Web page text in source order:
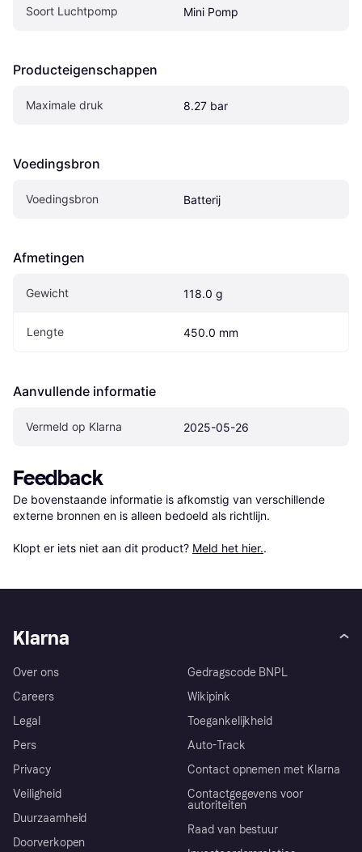
Soort Luchtpomp Mini Pomp
Producteigenschappen
Maximale druk 8.27 bar
Voedingsbron
Voedingsbron Batterij
Afmetingen
Gewicht 118.0 g
Lengte 450.0 mm
Aanvullende informatie
Vermeld op Klarna 2025-05-26
Feedback
De bovenstaande informatie is afkomstig van verschillende
externe bronnen en is alleen bedoeld als richtlijn.
Klopt er iets niet aan dit product? Meld het hier..
Klarna
Over ons
Careers
Legal
Pers
Privacy
Veiligheid
Duurzaamheid
Doorverkopen
Gedragscode BNPL
Wikipink
Toegankelijkheid
Auto-Track
Contact opnemen met Klarna
Contactgegevens voor
autoriteiten
Raad van bestuur